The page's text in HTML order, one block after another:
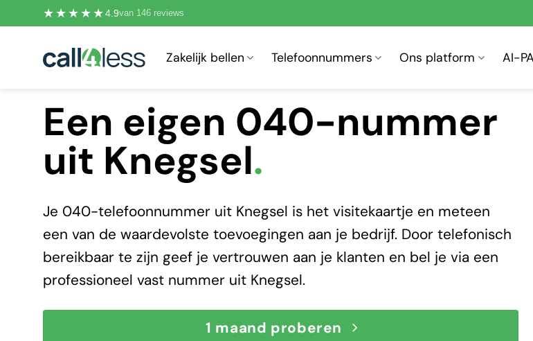
naar
★★★★★4.9van 146 reviews
Zakelijk bellen Telefoonnummers Ons platform AI-
Een eigen 040-nummer
uit Knegsel.
Je 040-telefoonnummer uit Knegsel is het visitekaartje en meteen
een van de waardevolste toevoegingen aan je bedrijf. Door telefonisch
bereikbaar te zijn geef je vertrouwen aan je klanten en bel je via een
professioneel vast nummer uit Knegsel.
1 maand proberen